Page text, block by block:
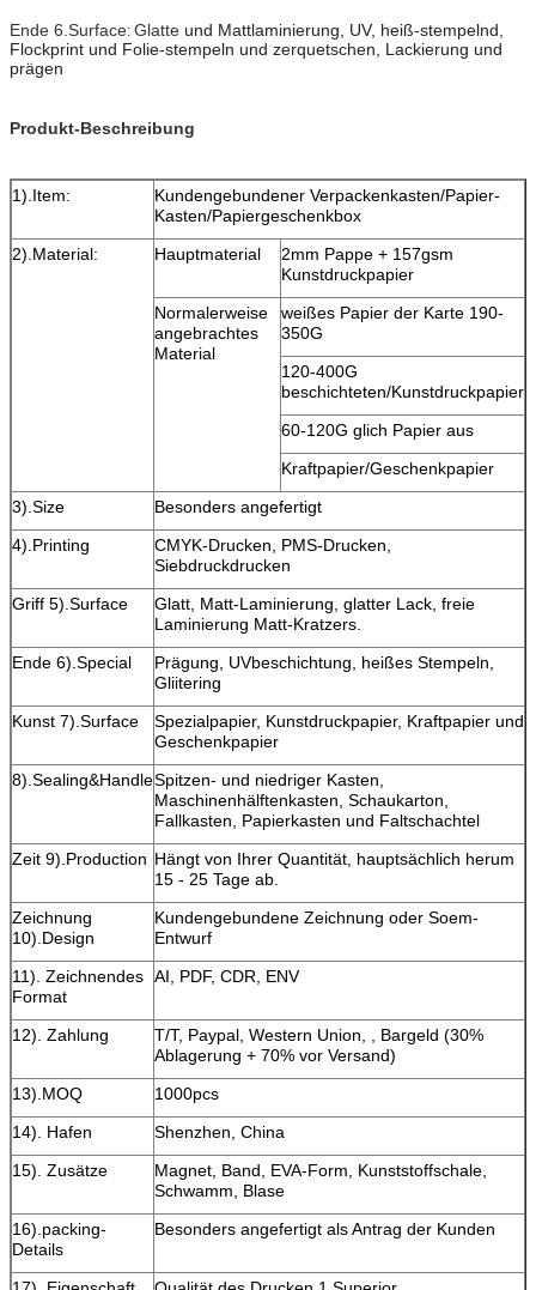
Ende 6.Surface: Glatte und Mattlaminierung, UV, heiß-stempelnd,
Flockprint und Folie-stempeln und zerquetschen, Lackierung und
prägen
Produkt-Beschreibung
1).Item:
Kundengebundener Verpackenkasten/Papier-
Kasten/Papiergeschenkbox
2).Material:
Hauptmaterial
2mm Pappe + 157gsm
Kunstdruckpapier
Normalerweise
angebrachtes
Material
weißes Papier der Karte 190-
350G
120-400G
beschichteten/Kunstdruckpapier
60-120G glich Papier aus
Kraftpapier/Geschenkpapier
3).Size
Besonders angefertigt
4).Printing
CMYK-Drucken, PMS-Drucken,
Siebdruckdrucken
Griff 5).Surface
Glatt, Matt-Laminierung, glatter Lack, freie
Laminierung Matt-Kratzers.
Ende 6).Special
Prägung, UVbeschichtung, heißes Stempeln,
Gliitering
Kunst 7).Surface
Spezialpapier, Kunstdruckpapier, Kraftpapier und
Geschenkpapier
8).Sealing&HandleSpitzen- und niedriger Kasten,
Maschinenhälftenkasten, Schaukarton,
Fallkasten, Papierkasten und Faltschachtel
Zeit 9).Production Hängt von Ihrer Quantität, hauptsächlich herum
15 - 25 Tage ab.
Zeichnung
10).Design
Kundengebundene Zeichnung oder Soem-
Entwurf
11). Zeichnendes
Format
AI, PDF, CDR, ENV
12). Zahlung
T/T, Paypal, Western Union, , Bargeld (30%
Ablagerung + 70% vor Versand)
13).MOQ
1000pcs
14). Hafen
Shenzhen, China
15). Zusätze
Magnet, Band, EVA-Form, Kunststoffschale,
Schwamm, Blase
16).packing-
Details
Besonders angefertigt als Antrag der Kunden